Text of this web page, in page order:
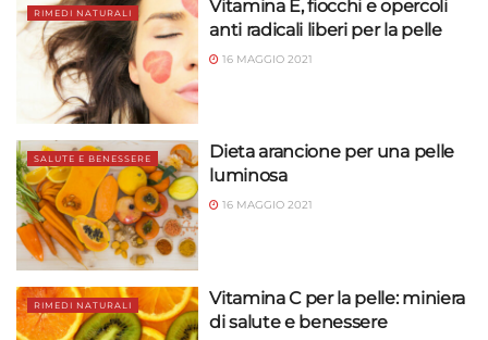
RIMEDI NATURALI
Vitamina E, fiocchi e opercoli
anti radicali liberi per la pelle
16 MAGGIO 2021
SALUTE E BENESSERE
Dieta arancione per una pelle
luminosa
16 MAGGIO 2021
RIMEDI NATURALI
Vitamina C per la pelle: miniera
di salute e benessere